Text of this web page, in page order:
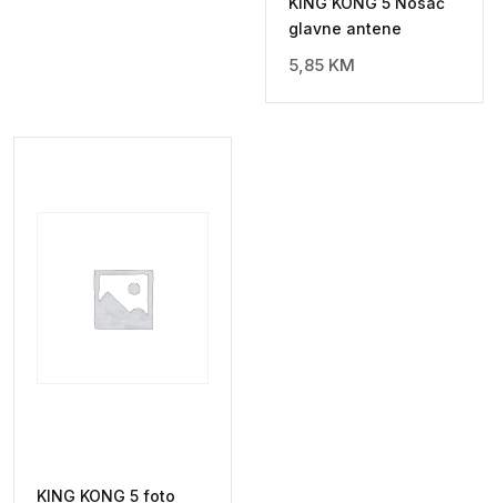
glavne antene
5,85 KM
KING KONG 5 foto